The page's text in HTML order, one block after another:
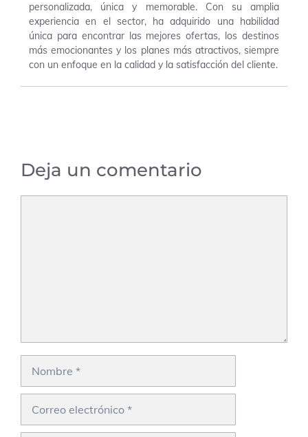
personalizada, única y memorable. Con su amplia
experiencia en el sector, ha adquirido una habilidad
única para encontrar las mejores ofertas, los destinos
más emocionantes y los planes más atractivos, siempre
con un enfoque en la calidad y la satisfacción del cliente.
Deja un comentario